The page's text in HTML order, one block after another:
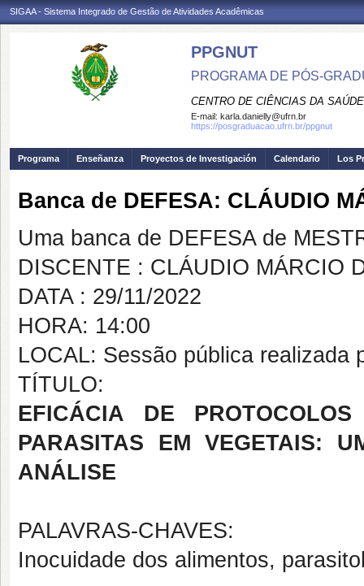
SIGAA - Sistema Integrado de Gestão de Atividades Acadêmicas
PPGNUT
PROGRAMA DE PÓS-
CENTRO DE CIÊNCIAS DA SAÚDE
E-mail: karla.danielly@ufrn.br
https://posgraduacao.ufrn.br/ppgnut
Programa Enseñanza Proyectos de Investigación Calendario Los
Banca de DEFESA: CLÁUDIO
Uma banca de DEFESA de
DISCENTE : CLÁUDIO MÁRCIO
DATA : 29/11/2022
HORA: 14:00
LOCAL: Sessão pública realizada
TÍTULO:
EFICÁCIA DE
PARASITAS EM VEGETAIS:
ANÁLISE
PALAVRAS-CHAVES:
Inocuidade dos alimentos,